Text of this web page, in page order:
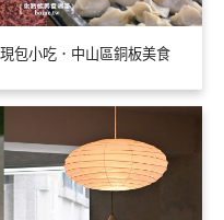
包小吃．中山區銅板美食